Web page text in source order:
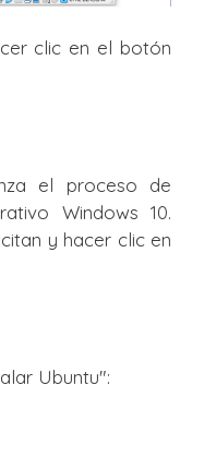
clic en el botón
el proceso de
Windows 10.
y hacer clic en
Ubuntu":